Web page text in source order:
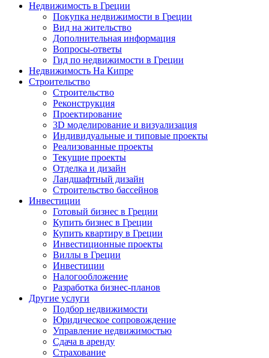
Недвижимость в Греции
Покупка недвижимости в Греции
Вид на жительство
Дополнительная информация
Вопросы-ответы
Гид по недвижимости в Греции
Недвижимость На Кипре
Строительство
Строительство
Реконструкция
Проектирование
3D моделирование и визуализация
Индивидуальные и типовые проекты
Реализованные проекты
Текущие проекты
Отделка и дизайн
Ландшафтный дизайн
Строительство бассейнов
Инвестиции
Готовый бизнес в Греции
Купить бизнес в Греции
Купить квартиру в Греции
Инвестиционные проекты
Виллы в Греции
Инвестиции
Налогообложение
Разработка бизнес-планов
Другие услуги
Подбор недвижимости
Юридическое сопровождение
Управление недвижимостью
Сдача в аренду
Страхование